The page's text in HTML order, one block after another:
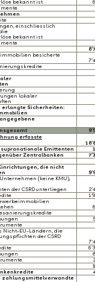
bekannt ist
einschliesslich
bekannt ist
besicherte
lokaler
erlangte Sicherheiten:
erfasste
Emittenten
Zentralbanken
die nicht
(keine KMU),
der CSRD unterliegen
Nicht-EU-Ländern, die
der CSRD
zahlungsmittelverwandte